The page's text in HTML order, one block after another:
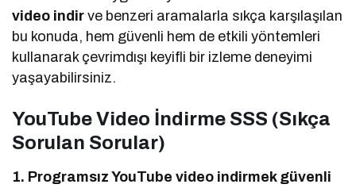
video indir ve benzeri aramalarla sıkça karşılaşılan
bu konuda, hem güvenli hem de etkili yöntemleri
kullanarak çevrimdışı keyifli bir izleme deneyimi
yaşayabilirsiniz.
YouTube Video İndirme SSS (Sıkça
Sorulan Sorular)
1. Programsız YouTube video indirmek güvenli